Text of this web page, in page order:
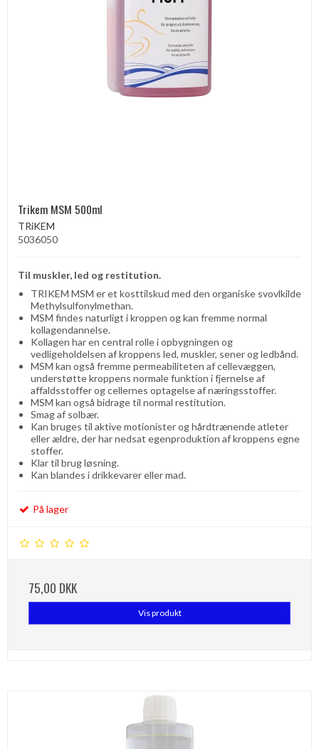
Trikem MSM 500ml
TRiKEM
5036050
Til muskler, led og restitution.
TRIKEM MSM er et kosttilskud med den organiske svovlkilde
Methylsulfonylmethan.
MSM findes naturligt i kroppen og kan fremme normal
kollagendannelse.
Kollagen har en central rolle i opbygningen og
vedligeholdelsen af ​​kroppens led, muskler, sener og ledbånd.
MSM kan også fremme permeabiliteten af ​​cellevæggen,
understøtte kroppens normale funktion i fjernelse af
affaldsstoffer og cellernes optagelse af næringsstoffer.
MSM kan også bidrage til normal restitution.
Smag af solbær.
Kan bruges til aktive motionister og hårdtrænende atleter
eller ældre, der har nedsat egenproduktion af kroppens egne
stoffer.
Klar til brug løsning.
Kan blandes i drikkevarer eller mad.
På lager
75,00 DKK
Vis produkt